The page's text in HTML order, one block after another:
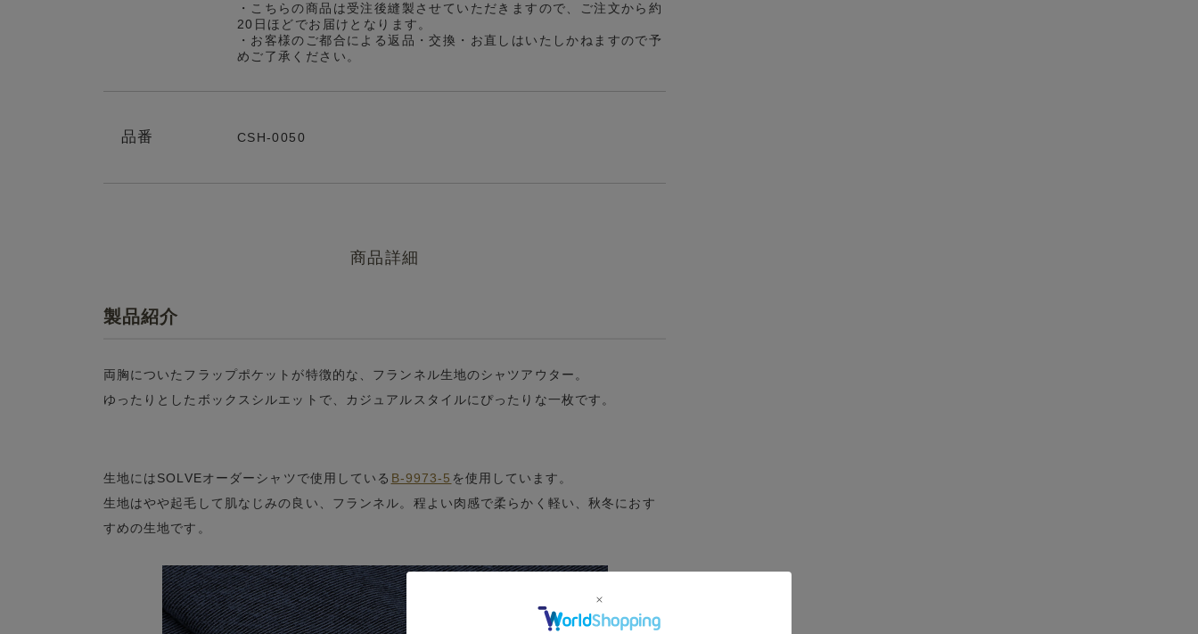
・こちらの商品は受注後縫製させていただきますので、ご注文から約
20日ほどでお届けとなります。
・お客様のご都合による返品・交換・お直しはいたしかねますので予
めご了承ください。
品番 CSH-0050
商品詳細
製品紹介
両胸についたフラップポケットが特徴的な、フランネル生地のシャツアウター。
ゆったりとしたボックスシルエットで、カジュアルスタイルにぴったりな一枚です。
生地にはSOLVEオーダーシャツで使用している B-9973-5 を使用しています。
生地はやや起毛して肌なじみの良い、フランネル。程よい肉感で柔らかく軽い、秋冬におす
すめの生地です。